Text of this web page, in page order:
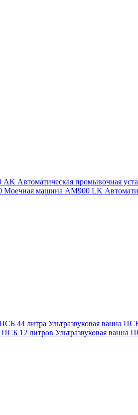
AK Автоматическая промывочная
Моечная машина AM900 LK
ПСБ 44 литра Ультразвуковая ванна
ПСБ 12 литров Ультразвуковая ванна